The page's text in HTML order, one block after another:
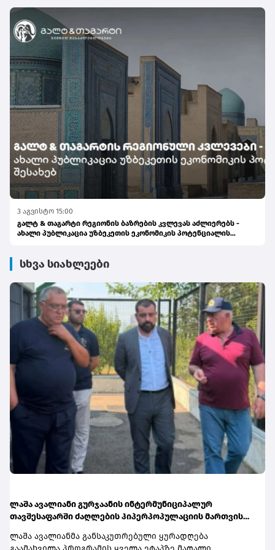
3 აგვისტო 15:00
გალტ & თაგარტი რეგიონის ბაზრების კვლევას აძლიერებს -
ახალი პუბლიკაცია უზბეკეთის ეკონომიკის პოტენციალის
სხვა სიახლეები
ლაშა ავალიანი გურჯაანის ინტერმუნიციპალურ
თავშესაფარში ძაღლების ჰიპერპოპულაციის მართვის
ლაშა ავალიანმა განსაკუთრებული ყურადღება